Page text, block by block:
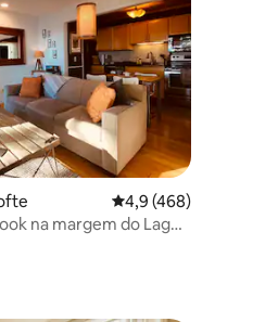
5, 419 avaliações4,9 de uma avaliação
4,9 (468)
na margem do Lago